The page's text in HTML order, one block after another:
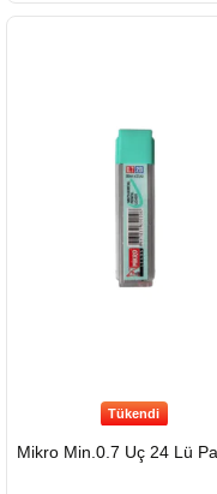
Tükendi
Mikro Min.0.7 Uç 24 Lü